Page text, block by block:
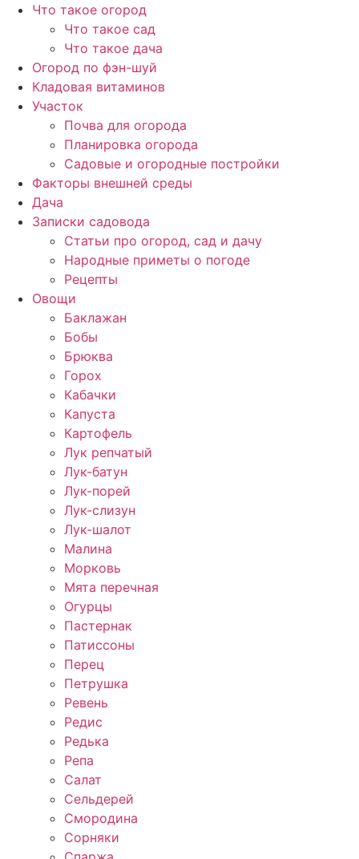
Перейти
содержимому
Что такое огород
Что такое сад
Что такое дача
Огород по фэн-шуй
Кладовая витаминов
Участок
Почва для огорода
Планировка огорода
Садовые и огородные постройки
Факторы внешней среды
Дача
Записки садовода
Статьи про огород, сад и дачу
Народные приметы о погоде
Рецепты
Овощи
Баклажан
Бобы
Брюква
Горох
Кабачки
Капуста
Картофель
Лук репчатый
Лук-батун
Лук-порей
Лук-слизун
Лук-шалот
Малина
Морковь
Мята перечная
Огурцы
Пастернак
Патиссоны
Перец
Петрушка
Ревень
Редис
Редька
Репа
Салат
Сельдерей
Смородина
Сорняки